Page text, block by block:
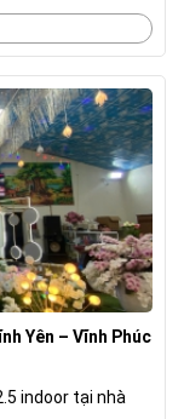
Yên – Vĩnh Phúc
indoor tại nhà